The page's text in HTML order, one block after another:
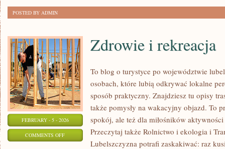
POSTED BY ADMIN
FEBRUARY - 5 - 2026
COMMENTS OFFON
Zdrowie i rekreacja
To blog o turystyce po województwie
osobach, które lubią odkrywać lokalne
sposób praktyczny. Znajdziesz tu opisy
także pomysły na wakacyjny objazd. To
spokój, ale też dla miłośników
Przeczytaj także Rolnictwo i ekologia i
Lubelszczyzna potrafi zaskakiwać: raz